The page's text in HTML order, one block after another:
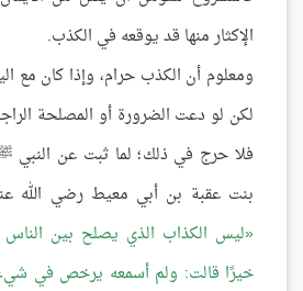
الإكثار منها قد يوقعه في الكذب.
ومعلوم أن الكذب حرام، وإذا كان مع
لكن لو دعت الضرورة أو المصلحة
فلا حرج في ذلك؛ لما ثبت عن
بنت عقبة بن أبي معيط رضي الله
ليس الكذاب الذي يصلح بين
خيرًا قالت: ولم أسمعه يرخص في